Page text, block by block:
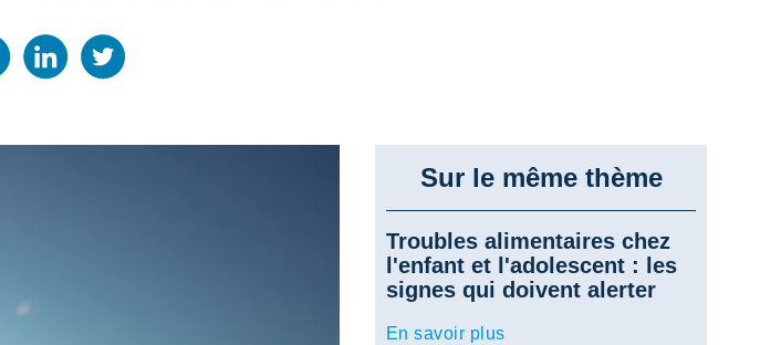
Sur le même thème
Troubles alimentaires chez
l'enfant et l'adolescent : les
signes qui doivent alerter
En savoir plus